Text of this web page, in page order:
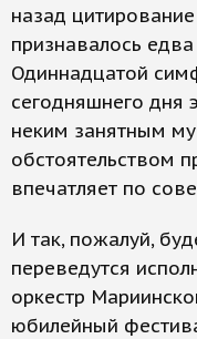
назад
признавалось
Одиннадцатой
сегодняшнего дня
неким занятным
обстоятельством
впечатляет по
И так, пожалуй,
переведутся
оркестр
юбилейный